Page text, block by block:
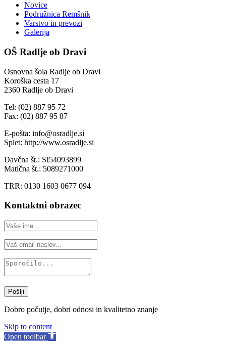
Novice
Podružnica Remšnik
Varstvo in prevozi
Galerija
OŠ Radlje ob Dravi
Osnovna šola Radlje ob Dravi
Koroška cesta 17
2360 Radlje ob Dravi
Tel: (02) 887 95 72
Fax: (02) 887 95 87
E-pošta: info@osradlje.si
Splet: http://www.osradlje.si
Davčna št.: SI54093899
Matična št.: 5089271000
TRR: 0130 1603 0677 094
Kontaktni obrazec
Pošlji
Dobro počutje, dobri odnosi in kvalitetno znanje
Skip to content
Open toolbar